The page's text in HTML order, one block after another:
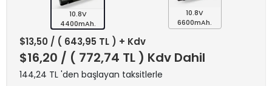
10.8V
4400mAh.
10.8V
6600mAh.
$13,50 / ( 643,95 TL ) + Kdv
$16,20 / ( 772,74 TL ) Kdv Dahil
144,24 TL 'den başlayan taksitlerle